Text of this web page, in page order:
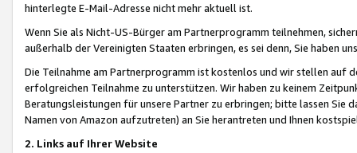
hinterlegte E-Mail-Adresse nicht mehr aktuell ist.
Wenn Sie als Nicht-US-Bürger am Partnerprogramm teilnehmen,
außerhalb der Vereinigten Staaten erbringen, es sei denn, Sie haben
Die Teilnahme am Partnerprogramm ist kostenlos und wir stellen auf
erfolgreichen Teilnahme zu unterstützen. Wir haben zu keinem
Beratungsleistungen für unsere Partner zu erbringen; bitte lassen Sie
Namen von Amazon aufzutreten) an Sie herantreten und Ihnen
2. Links auf Ihrer Website